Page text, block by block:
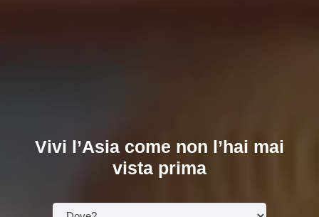
Vivi l’Asia come non l’hai mai
vista prima
Dove?